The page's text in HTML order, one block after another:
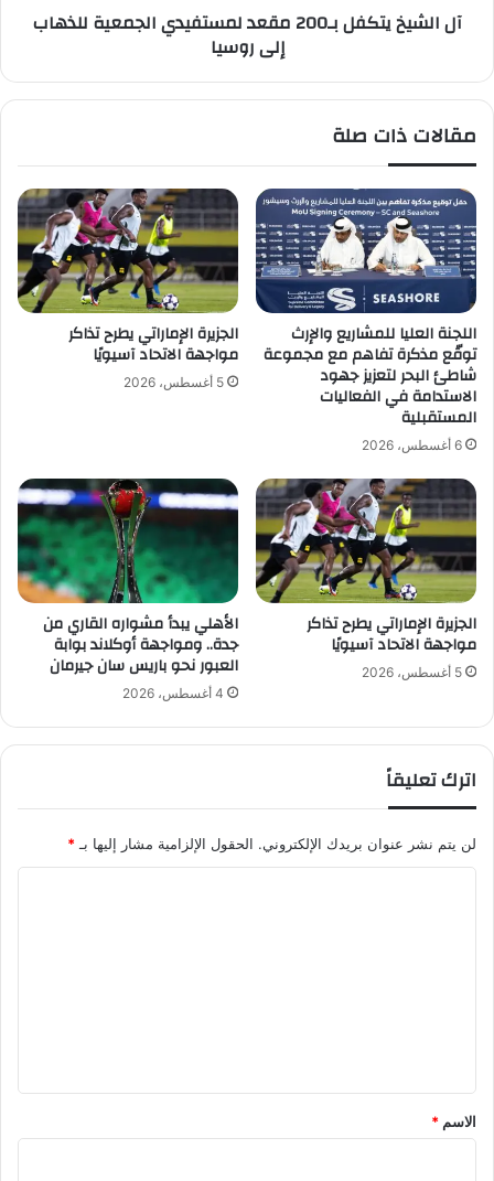
ن
غ
و
ب
ر
و
ن
ب
خ
ط
ر
2
0
م
ق
ع
د
ل
س
ت
ف
ي
د
ا
ل
ج
م
ع
ي
ة
ل
ل
إ
ل
ر
آل الشيخ يتكفل بـ200 مقعد لمستفيدي الجمعية للذهاب
إلى روسيا
مقالات ذات صلة
اللجنة العليا للمشاريع والإرث
توقّع مذكرة تفاهم مع مجموعة
شاطئ البحر لتعزيز جهود
الاستدامة في الفعاليات
المستقبلية
6 أغسطس، 2026
الجزيرة الإماراتي يطرح تذاكر
مواجهة الاتحاد آسيويًا
5 أغسطس، 2026
الجزيرة الإماراتي يطرح تذاكر
مواجهة الاتحاد آسيويًا
5 أغسطس، 2026
الأهلي يبدأ مشواره القاري من
جدة.. ومواجهة أوكلاند بوابة
العبور نحو باريس سان جيرمان
4 أغسطس، 2026
اترك تعليقاً
لن يتم نشر عنوان بريدك الإلكتروني. الحقول الإلزامية مشار إليها بـ *
*
الاسم *